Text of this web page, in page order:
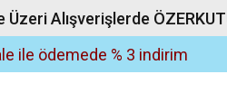
Alışverişlerde
ile ödemede % 3 indirim